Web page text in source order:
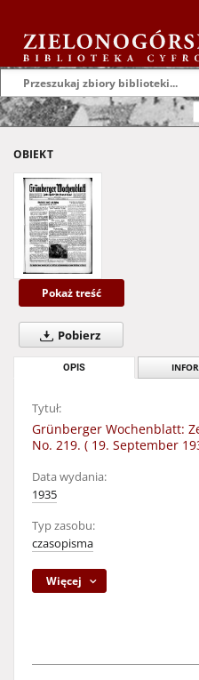
OBIEKT
Pokaż treść
Pobierz
OPIS
Tytuł:
Grünberger Wochenblatt:
No. 219. ( 19. September
Data wydania:
1935
Typ zasobu:
czasopisma
Więcej